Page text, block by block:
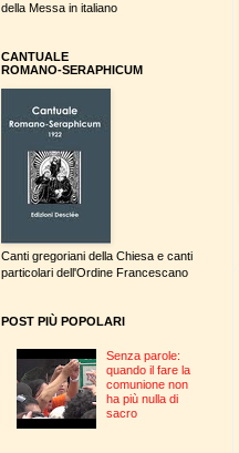
della Messa in italiano
CANTUALE
ROMANO-SERAPHICUM
Canti gregoriani della Chiesa e canti
particolari dell'Ordine Francescano
POST PIÙ POPOLARI
Senza parole:
quando il fare la
comunione non
ha più nulla di
sacro